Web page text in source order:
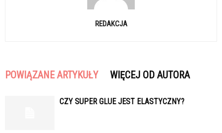
REDAKCJA
POWIĄZANE ARTYKUŁY WIĘCEJ OD AUTORA
CZY SUPER GLUE JEST ELASTYCZNY?